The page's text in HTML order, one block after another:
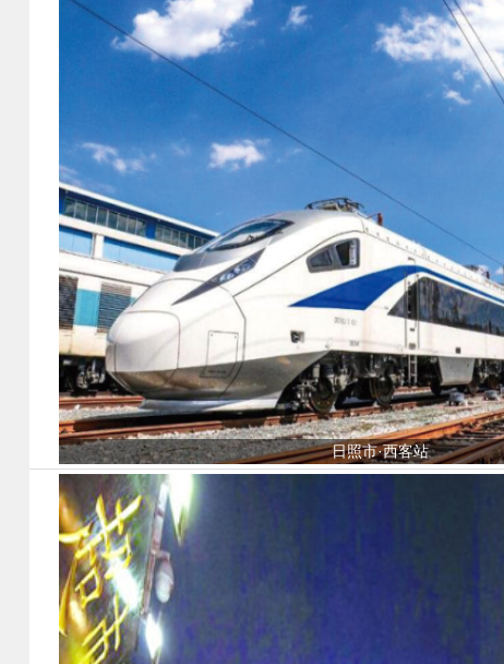
日照市·西客站